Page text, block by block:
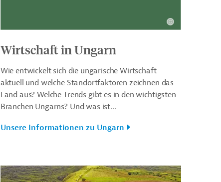
Wirtschaft in Ungarn
Wie entwickelt sich die ungarische Wirtschaft
aktuell und welche Standortfaktoren zeichnen das
Land aus? Welche Trends gibt es in den wichtigsten
Branchen Ungarns? Und was ist...
Unsere Informationen zu Ungarn